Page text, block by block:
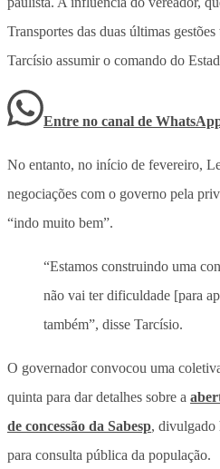
Transportes das duas últimas
Tarcísio assumir o comando do
Entre no canal de
No entanto, no início de fevereiro,
negociações com o governo pela
“indo muito bem”.
“Estamos construindo uma
não vai ter dificuldade [para
também”, disse Tarcísio.
O governador convocou uma
quinta para dar detalhes sobre a
de concessão da Sabesp, divulgado
para consulta pública da população.